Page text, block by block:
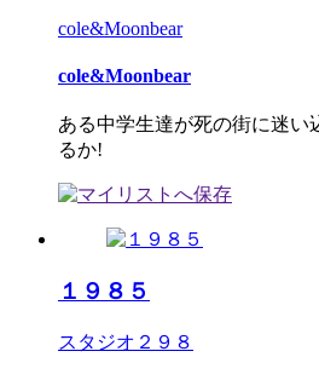
cole&Moonbear
cole&Moonbear
ある中学生達が死の街に迷い
るか!
１９８５
スタジオ２９８